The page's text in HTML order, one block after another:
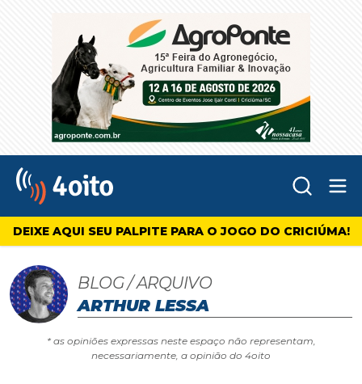
4oito
DEIXE AQUI SEU PALPITE PARA O JOGO DO CRICIÚMA!
BLOG / ARQUIVO
ARTHUR LESSA
* as opiniões expressas neste espaço não representam,
necessariamente, a opinião do 4oito